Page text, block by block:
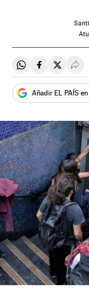
Compartir en
Compartir
Añadir EL PAÍS